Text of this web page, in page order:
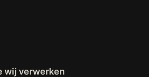
wij verwerken